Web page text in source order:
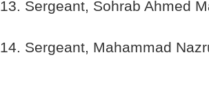
13. Sergeant, Sohrab Ahmed
14. Sergeant, Mahammad